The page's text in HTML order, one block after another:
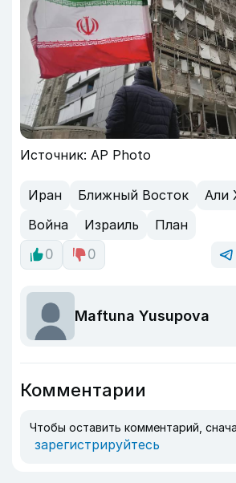
Источник: AP Photo
Иран Ближный Восток
Али
Война
Израиль
План
0
0
Maftuna Yusupova
Комментарии
Чтобы оставить комментарий,
зарегистрируйтесь